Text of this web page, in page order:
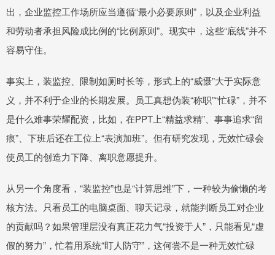
出，企业监控工作场所应当遵循“最小必要原则”，以及企业利益
和劳动者承担风险成比例的“比例原则”。现实中，这些“底线”并不
容易守住。
事实上，装监控、限制如厕时长等，形式上的“威慑”大于实际意
义，并不利于企业的长期发展。员工真想伪装“称职”“忙碌”，并不
是什么难事荣耀配资，比如，在PPT上“精益求精”、事事追求“留
痕”、下班后还在工位上“表演加班”。但有研究发现，无效忙碌会
使员工的创造力下降、离职意愿提升。
从另一个角度看，“装监控”也是“计算思维”下，一种较为偷懒的考
核方法。只看员工的电脑桌面、聊天记录，就能判断员工对企业
的贡献吗？如果管理层没有真正花力气“投资于人”，只能看见“虚
假的努力”，忙着用系统“盯人防守”，这何尝不是一种无效忙碌